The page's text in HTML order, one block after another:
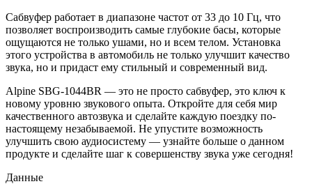
Сабвуфер работает в диапазоне частот от 33 до 10 Гц, что
позволяет воспроизводить самые глубокие басы, которые
ощущаются не только ушами, но и всем телом. Установка
этого устройства в автомобиль не только улучшит качество
звука, но и придаст ему стильный и современный вид.
Alpine SBG-1044BR — это не просто сабвуфер, это ключ к
новому уровню звукового опыта. Откройте для себя мир
качественного автозвука и сделайте каждую поездку по-
настоящему незабываемой. Не упустите возможность
улучшить свою аудиосистему — узнайте больше о данном
продукте и сделайте шаг к совершенству звука уже сегодня!
Данные